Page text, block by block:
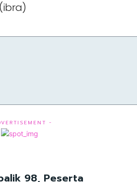
-
98, Peserta